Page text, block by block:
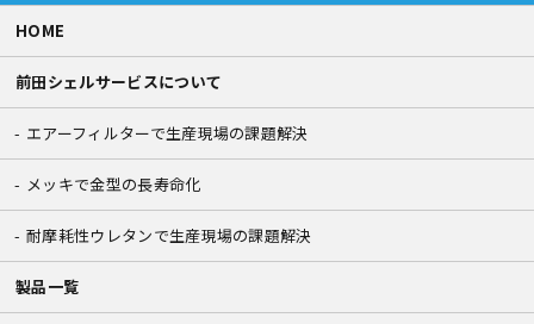
HOME
前田シェルサービスについて
エアーフィルターで生産現場の課題解決
メッキで金型の長寿命化
耐摩耗性ウレタンで生産現場の課題解決
製品一覧